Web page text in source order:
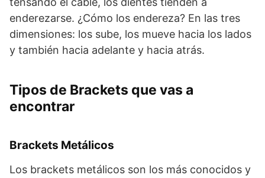
enderezarse. ¿Cómo los endereza? En las tres
dimensiones: los sube, los mueve hacia los lados
y también hacia adelante y hacia atrás.
Tipos de Brackets que vas a
encontrar
Brackets Metálicos
Los brackets metálicos son los más conocidos y